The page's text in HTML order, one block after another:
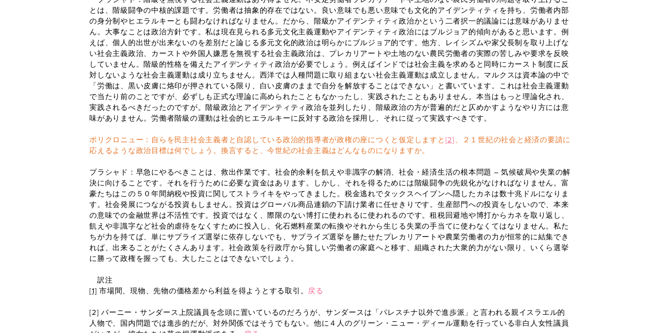
とは、階級闘争の中核的課題です。労働者は抽象的存在ではない。良い意味でも悪い意味でも文化的アイデンティティを持ち、労働者内部
の身分制やヒエラルキーとも闘わなければなりません。だから、階級かアイデンティティ政治かという二者択一的議論には意味がありませ
ん。大事なことは政治方針です。私は現在見られる多元文化主義運動やアイデンティティ政治にはブルジョア的傾向があると思います。例
えば、個人的出世が出来ないのを差別だと論じる多元文化的政治は明らかにブルジョア的です。他方、レイシズムや家父長制を取り上げな
い社会主義政治、カーストや外国人嫌悪を無視する社会主義政治は、プレカリアートや土地のない農民労働者の実際の苦しみや要求を反映
していません。階級的性格を備えたアイデンティティ政治が必要でしょう。例えばインドでは社会主義を求めると同時にカースト制度に反
対しないような社会主義運動は成り立ちません。西洋では人種問題に取り組まない社会主義運動は成立しません。マルクスは資本論の中で
「労働は、黒い皮膚に烙印が押されている限り、白い皮膚のままで自分を解放することはできない」と書いています。これは社会主義運動
で当たり前のことですが、必ずしも正式な理論に高められたこともなかったし、実践されたこともありません。本当はもっと理論化され、
実践されるべきだったのですが。階級政治とアイデンティティ政治を並列したり、階級政治の方が普遍的だと仄めかすようなやり方には意
味がありません。労働者階級の運動は社会的ヒエラルキーに反対する政治を採用し、それに従って実践すべきです。
ポリクロニュー：自らを民主社会主義者と自認している政治的指導者が政権の座につくと仮定しますと [2]
、２１世紀の社会と経済の要請に
応えるような政治目標は何でしょう。換言すると、今世紀の社会主義はどんなものになりますか。
プラシャド：早急にやるべきことは、救出作業です。社会的余剰を飢えや非識字の解消、社会・経済生活の根本問題 ― 気候破局や失業の解
決に向けることです。それを行うために必要な資金はあります。しかし、それを得るためには階級闘争の先鋭化がなければなりません。富
豪たちはこの５０年間納税や投資に関してストライキをやってきました。税金逃れでタックスヘイブンへ隠したカネは数十兆ドルになりま
す。社会発展につながる投資もしません。投資はグローバル商品連鎖の下請け業者に任せきりです。生産部門への投資をしないので、本来
の意味での金融世界は不活性です。投資ではなく、際限のない博打に使われるに使われるのです。租税回避地や博打からカネを取り返し、
飢えや非識字など社会的虐待をなくすために投入し、化石燃料産業の転換やそれから生じる失業の手当てに使わなくてはなりません。私た
ちが力を持てば、単にサプライズ選挙に依存しないでも、サプライズ選挙を勝たせたプレカリアートや農業労働者の力が恒常的に結集でき
れば、出来ることがたくさんあります。社会政策を行政庁から貧しい労働者の家庭へと移す、組織された大衆的力がない限り、いくら選挙
に勝って政権を握っても、大したことはできないでしょう。
​ 訳注
[1] 市場間、現物、先物の価格差から利益を得ようとする取引。 戻る
[2] バーニー・サンダース上院議員を念頭に置いているのだろうが、サンダースは「パレスチナ以外で進歩派」と言われる親イスラエル的
人物で、国内問題では進歩的だが、対外関係ではそうでもない。他に４人のグリーン・ニュー・ディール運動を行っている非白人女性議員